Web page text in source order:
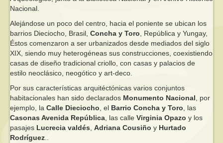
Nacional.
Alejándose un poco del centro, hacia el poniente se ubican los
barrios Dieciocho, Brasil, Concha y Toro, República y Yungay,
Éstos comenzaron a ser urbanizados desde mediados del siglo
XIX, siendo muy heterogéneas sus construcciones, coexistiendo
casas de diseño tradicional criollo, con casas y palacios de
estilo neoclásico, neogótico y art-deco.
Por sus características arquitéctónicas varios conjuntos
habitacionales han sido declarados Monumento Nacional, por
ejemplo, la Calle Dieciocho, el Barrio Concha y Toro, las
Casonas Avenida República, las calle Virginia Opazo y los
pasajes Lucrecia valdés, Adriana Cousiño y Hurtado
Rodríguez..